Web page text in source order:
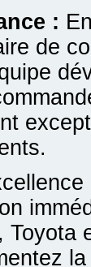
:
de
Toyota